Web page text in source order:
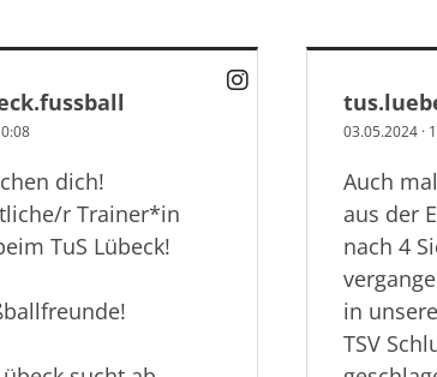
dich!
r Trainer*in
03.05.2024·
Auch
aus der